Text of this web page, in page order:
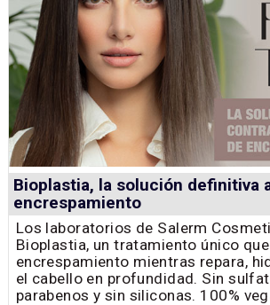
Bioplastia, la solución definitiva
encrespamiento
Los laboratorios de Salerm
Bioplastia, un tratamiento único
encrespamiento mientras repara,
el cabello en profundidad. Sin
parabenos y sin siliconas. 100%